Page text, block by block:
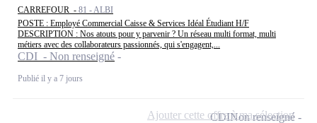
CARREFOUR - 81 - ALBI
POSTE : Employé Commercial Caisse & Services Idéal Étudiant H/F
DESCRIPTION : Nos atouts pour y parvenir ? Un réseau multi format, multi
métiers avec des collaborateurs passionnés, qui s'engagent,...
CDI - Non renseigné
Publié il y a 7 jours
CDINon renseigné
Ajouter cette offre à ma sélection